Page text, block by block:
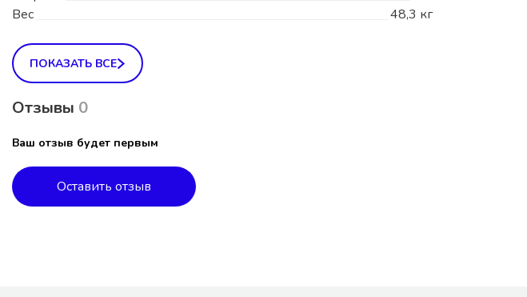
Вес
48,3 кг
ПОКАЗАТЬ ВСЕ
Отзывы 0
Ваш отзыв будет первым
Оставить отзыв